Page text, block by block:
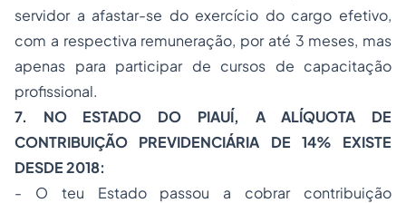
servidor a afastar-se do exercício do cargo efetivo,
com a respectiva remuneração, por até 3 meses, mas
apenas para participar de cursos de capacitação
profissional.
7. NO ESTADO DO PIAUÍ, A ALÍQUOTA DE
CONTRIBUIÇÃO PREVIDENCIÁRIA DE 14% EXISTE
DESDE 2018:
- O teu Estado passou a cobrar contribuição